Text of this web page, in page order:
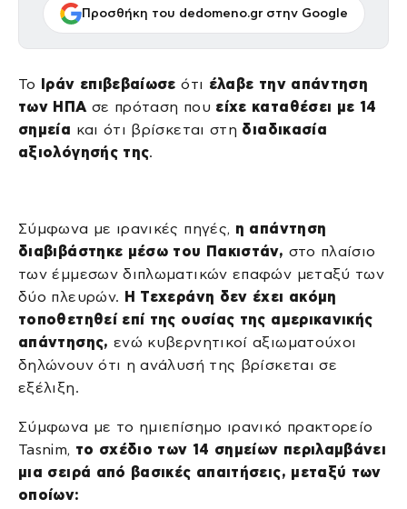
Προσθήκη του dedomeno.gr στην Google
Το Ιράν επιβεβαίωσε ότι έλαβε την απάντηση
των ΗΠΑ σε πρόταση που είχε καταθέσει με 14
σημεία και ότι βρίσκεται στη διαδικασία
αξιολόγησής της.
Σύμφωνα με ιρανικές πηγές, η απάντηση
διαβιβάστηκε μέσω του Πακιστάν, στο πλαίσιο
των έμμεσων διπλωματικών επαφών μεταξύ των
δύο πλευρών. Η Τεχεράνη δεν έχει ακόμη
τοποθετηθεί επί της ουσίας της αμερικανικής
απάντησης, ενώ κυβερνητικοί αξιωματούχοι
δηλώνουν ότι η ανάλυσή της βρίσκεται σε
εξέλιξη.
Σύμφωνα με το ημιεπίσημο ιρανικό πρακτορείο
Tasnim, το σχέδιο των 14 σημείων περιλαμβάνει
μια σειρά από βασικές απαιτήσεις, μεταξύ των
οποίων: